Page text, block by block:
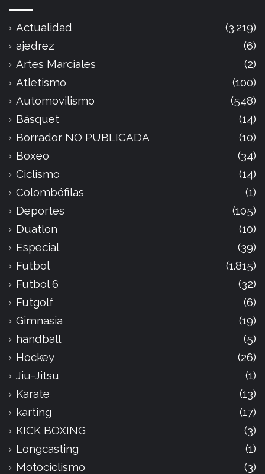
Actualidad
(3.219)
ajedrez
(6)
Artes Marciales
(2)
Atletismo
(100)
Automovilismo
(548)
Básquet
(14)
Borrador NO PUBLICADA
(10)
Boxeo
(34)
Ciclismo
(14)
Colombófilas
(1)
Deportes
(105)
Duatlon
(10)
Especial
(39)
Futbol
(1.815)
Futbol 6
(32)
Futgolf
(6)
Gimnasia
(19)
handball
(5)
Hockey
(26)
Jiu-Jitsu
(1)
Karate
(13)
karting
(17)
KICK BOXING
(3)
Longcasting
(1)
Motociclismo
(3)